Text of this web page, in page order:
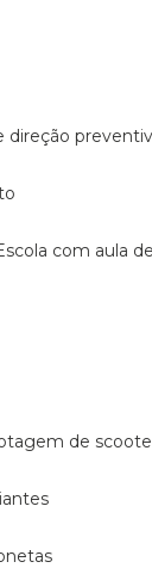
direção
escola com aula
de